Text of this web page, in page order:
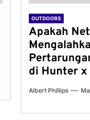
OUTDOORS
Apakah
di Hunter
Albert Phillips